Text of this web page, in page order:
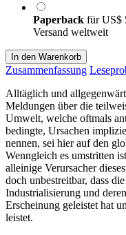
Paperback fürUS$
Versand weltweit
In den Warenkorb
Zusammenfassung
Alltäglich und
Meldungen über die
Umwelt, welche oftmals
bedingte, Ursachen
nennen, sei hier auf den
Wenngleich es umstritten
alleinige Verursacher
doch unbestreitbar, dass
Industrialisierung und
Erscheinung geleistet hat
leistet.